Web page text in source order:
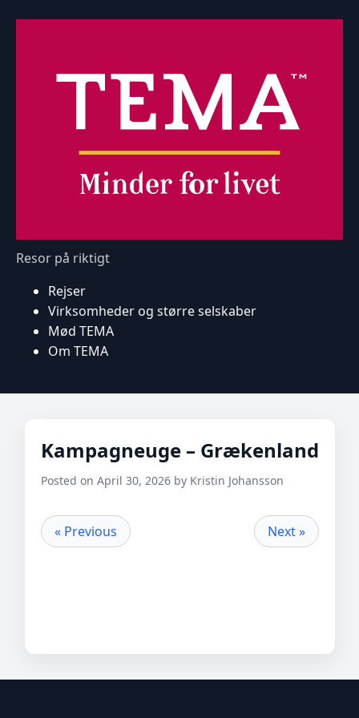
Resor på riktigt
Rejser
Virksomheder og større selskaber
Mød TEMA
Om TEMA
Kampagneuge – Grækenland
Posted on April 30, 2026 by Kristin Johansson
« Previous Next »